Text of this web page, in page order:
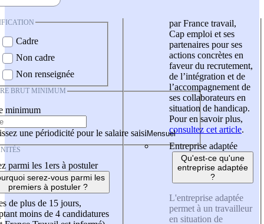
Cadre
Non cadre
Non renseignée
BRUT MINIMUM
minimum
une périodicité pour le salaire saisi
parmi les 1ers à postuler
serez-vous parmi les
premiers à postuler ?
de plus de 15 jours,
moins de 4 candidatures
par France travail,
Cap emploi et ses
partenaires pour ses
actions concrètes en
faveur du recrutement,
de l’intégration et de
l’accompagnement de
ses collaborateurs en
situation de handicap.
Pour en savoir plus,
consultez cet article.
Entreprise adaptée
Qu'est-ce qu'une
entreprise adaptée
?
L'entreprise adaptée
permet à un travailleur
en situation de